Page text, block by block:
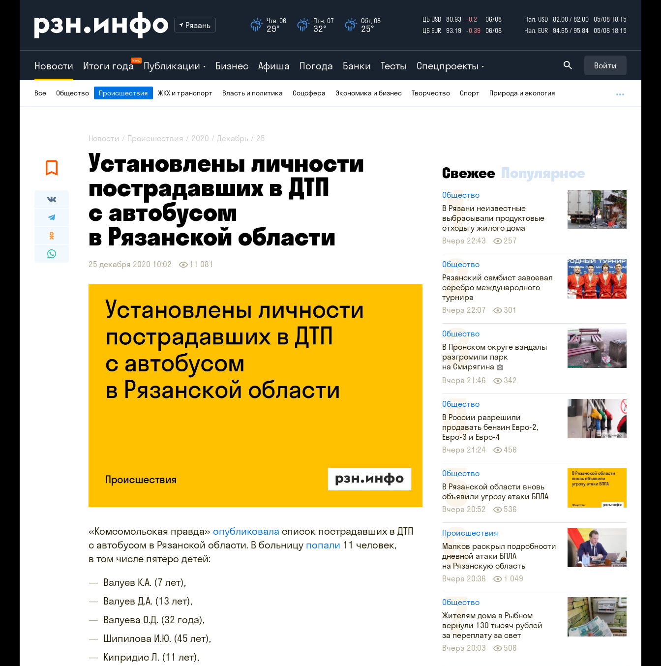
Рязань Чтв, 06
29°
Птн, 07
32°
Сбт, 08
25°
ЦБ USD 80.93 -0.2
06/08
ЦБ EUR
93.19 -0.39 06/08
Нал. USD 82.00 / 82.00
05/08 18:15
Нал. EUR
94.65 / 95.84 05/08 18:15
Новости Итоги годаNew Публикации Бизнес Афиша Погода Банки Тесты Спецпроекты Войти
Все Общество Происшествия ЖКХ и транспорт Власть и политика Соцсфера Экономика и бизнес Творчество Спорт Природа и экология
Новости Происшествия 2020 Декабрь 25
Установлены личности
пострадавших в ДТП
с автобусом
в Рязанской области
25 декабря 2020 10:02 11 081
«Комсомольская правда» опубликовала список пострадавших в ДТП
с автобусом в Рязанской области. В больницу попали 11 человек,
в том числе пятеро детей:
Валуев К.А. (7 лет),
Валуев Д.А. (13 лет),
Валуева О.Д. (32 года),
Шипилова И.Ю. (45 лет),
Кипридис Л. (11 лет),
Свежее Популярное
Общество
В Рязани неизвестные
выбрасывали продуктовые
отходы у жилого дома
Вчера 22:43
257
Общество
Рязанский самбист завоевал
серебро международного
турнира
Вчера 22:07
301
Общество
В Пронском округе вандалы
разгромили парк
на Смирягина
Вчера 21:46
342
Общество
В России разрешили
продавать бензин Евро-2,
Евро-3 и Евро-4
Вчера 21:24
456
Общество
В Рязанской области вновь
объявили угрозу атаки БПЛА
Вчера 20:52
536
Происшествия
Малков раскрыл подробности
дневной атаки БПЛА
на Рязанскую область
Вчера 20:36
1 049
Общество
Жителям дома в Рыбном
вернули 130 тысяч рублей
за переплату за свет
Вчера 20:03
506